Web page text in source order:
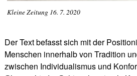
Kleine Zeitung 16. 7. 2020
Der Text befasst sich mit der
Menschen innerhalb von Tradition
zwischen Individualismus und